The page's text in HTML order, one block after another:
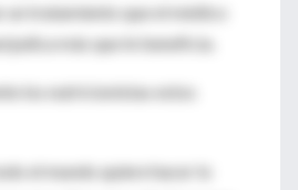
un tratamiento que el médico
más que le beneficia.
los nutricionistas estos
el mundo quiere hacer lo